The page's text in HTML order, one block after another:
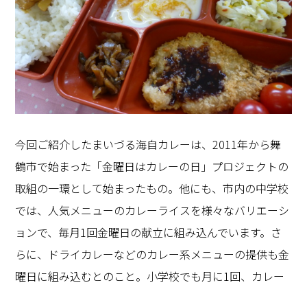
今回ご紹介したまいづる海自カレーは、2011年から舞
鶴市で始まった「金曜日はカレーの日」プロジェクトの
取組の一環として始まったもの。他にも、市内の中学校
では、人気メニューのカレーライスを様々なバリエーシ
ョンで、毎月1回金曜日の献立に組み込んでいます。さ
らに、ドライカレーなどのカレー系メニューの提供も金
曜日に組み込むとのこと。小学校でも月に1回、カレー